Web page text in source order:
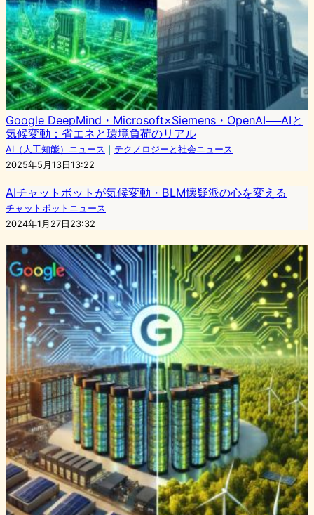
Google DeepMind・Microsoft×Siemens・OpenAI──AIと
気候変動：省エネと環境負荷のリアル
AI（人工知能）ニュース ｜ テクノロジーと社会ニュース
2025年5月13日13:22
AIチャットボットが気候変動・BLM懐疑派の心を変える
チャットボットニュース
2024年1月27日23:32